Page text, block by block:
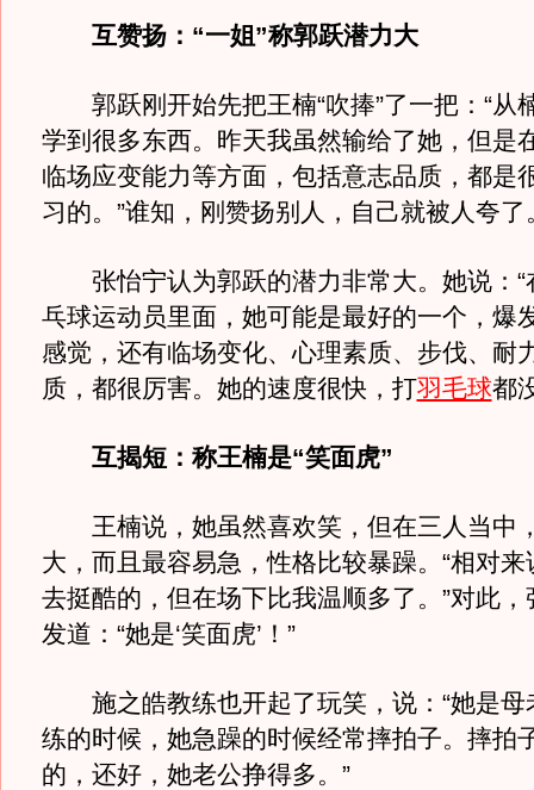
互赞扬：“一姐”称郭跃潜力大
郭跃刚开始先把王楠“吹捧”了一把：“从
学到很多东西。昨天我虽然输给了她，但是
临场应变能力等方面，包括意志品质，都是
习的。”谁知，刚赞扬别人，自己就被人夸了
张怡宁认为郭跃的潜力非常大。她说：“
乓球运动员里面，她可能是最好的一个，爆
感觉，还有临场变化、心理素质、步伐、耐
质，都很厉害。她的速度很快，打羽毛球都
互揭短：称王楠是“笑面虎”
王楠说，她虽然喜欢笑，但在三人当中
大，而且最容易急，性格比较暴躁。“相对
去挺酷的，但在场下比我温顺多了。”对此
发道：“她是‘笑面虎’！”
施之皓教练也开起了玩笑，说：“她是母
练的时候，她急躁的时候经常摔拍子。摔拍
的，还好，她老公挣得多。”